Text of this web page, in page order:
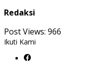
Redaksi
Post Views: 966
Ikuti Kami